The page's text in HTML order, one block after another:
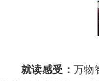
就读感受： 万物